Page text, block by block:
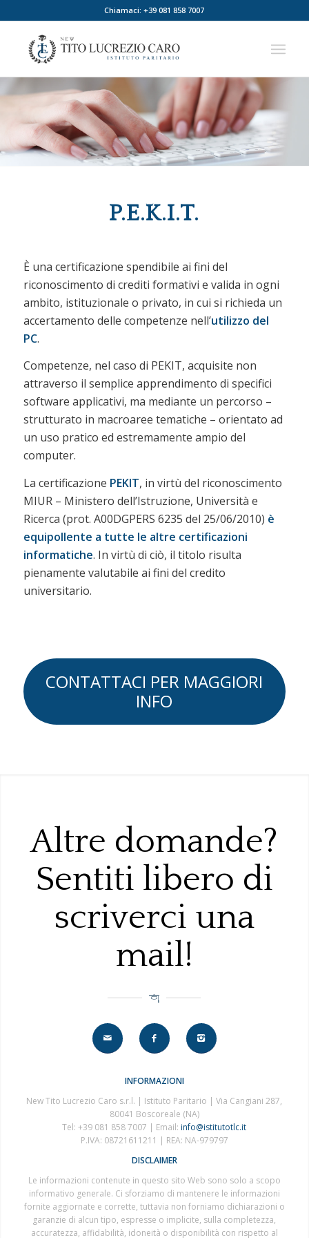
Chiamaci: +39 081 858 7007
P.E.K.I.T.
È una certificazione spendibile ai fini del
riconoscimento di crediti formativi e valida in ogni
ambito, istituzionale o privato, in cui si richieda un
accertamento delle competenze nell’utilizzo del
PC.
Competenze, nel caso di PEKIT, acquisite non
attraverso il semplice apprendimento di specifici
software applicativi, ma mediante un percorso –
strutturato in macroaree tematiche – orientato ad
un uso pratico ed estremamente ampio del
computer.
La certificazione PEKIT, in virtù del riconoscimento
MIUR – Ministero dell’Istruzione, Università e
Ricerca (prot. A00DGPERS 6235 del 25/06/2010) è
equipollente a tutte le altre certificazioni
informatiche. In virtù di ciò, il titolo risulta
pienamente valutabile ai fini del credito
universitario.
CONTATTACI PER MAGGIORI
INFO
Altre domande?
Sentiti libero di
scriverci una
mail!
INFORMAZIONI
New Tito Lucrezio Caro s.r.l. | Istituto Paritario | Via Cangiani 287,
80041 Boscoreale (NA)
Tel: +39 081 858 7007 | Email:info@istitutotlc.it
P.IVA: 08721611211 | REA: NA-979797
DISCLAIMER
Le informazioni contenute in questo sito Web sono solo a scopo
informativo generale. Ci sforziamo di mantenere le informazioni
fornite aggiornate e corrette, tuttavia non forniamo dichiarazioni o
garanzie di alcun tipo, espresse o implicite, sulla completezza,
accuratezza, affidabilità, idoneità o disponibilità con rispetto al